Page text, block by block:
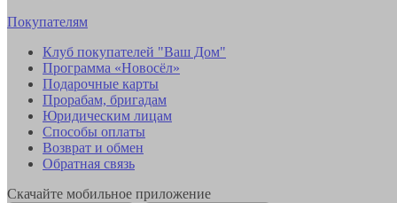
Покупателям
Клуб покупателей "Ваш Дом"
Программа «Новосёл»
Подарочные карты
Прорабам, бригадам
Юридическим лицам
Способы оплаты
Возврат и обмен
Обратная связь
Скачайте мобильное приложение